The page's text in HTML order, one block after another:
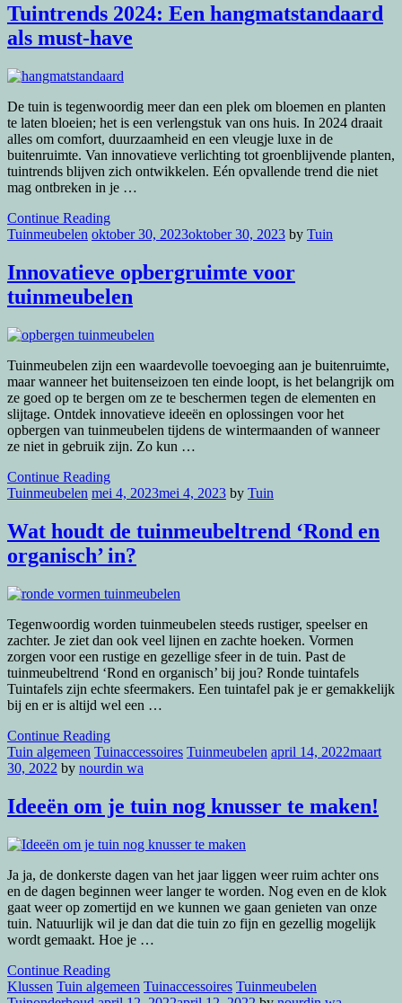
Tuintrends 2024: Een hangmatstandaard
als must-have
De tuin is tegenwoordig meer dan een plek om bloemen en planten
te laten bloeien; het is een verlengstuk van ons huis. In 2024 draait
alles om comfort, duurzaamheid en een vleugje luxe in de
buitenruimte. Van innovatieve verlichting tot groenblijvende planten,
tuintrends blijven zich ontwikkelen. Eén opvallende trend die niet
mag ontbreken in je …
Continue Reading
Tuinmeubelen oktober 30, 2023oktober 30, 2023 by Tuin
Innovatieve opbergruimte voor
tuinmeubelen
Tuinmeubelen zijn een waardevolle toevoeging aan je buitenruimte,
maar wanneer het buitenseizoen ten einde loopt, is het belangrijk om
ze goed op te bergen om ze te beschermen tegen de elementen en
slijtage. Ontdek innovatieve ideeën en oplossingen voor het
opbergen van tuinmeubelen tijdens de wintermaanden of wanneer
ze niet in gebruik zijn. Zo kun …
Continue Reading
Tuinmeubelen mei 4, 2023mei 4, 2023 by Tuin
Wat houdt de tuinmeubeltrend ‘Rond en
organisch’ in?
Tegenwoordig worden tuinmeubelen steeds rustiger, speelser en
zachter. Je ziet dan ook veel lijnen en zachte hoeken. Vormen
zorgen voor een rustige en gezellige sfeer in de tuin. Past de
tuinmeubeltrend ‘Rond en organisch’ bij jou? Ronde tuintafels
Tuintafels zijn echte sfeermakers. Een tuintafel pak je er gemakkelijk
bij en er is altijd wel een …
Continue Reading
Tuin algemeen Tuinaccessoires Tuinmeubelen april 14, 2022maart
30, 2022 by nourdin wa
Ideeën om je tuin nog knusser te maken!
Ja ja, de donkerste dagen van het jaar liggen weer ruim achter ons
en de dagen beginnen weer langer te worden. Nog even en de klok
gaat weer op zomertijd en we kunnen we gaan genieten van onze
tuin. Natuurlijk wil je dan dat die tuin zo fijn en gezellig mogelijk
wordt gemaakt. Hoe je …
Continue Reading
Klussen Tuin algemeen Tuinaccessoires Tuinmeubelen